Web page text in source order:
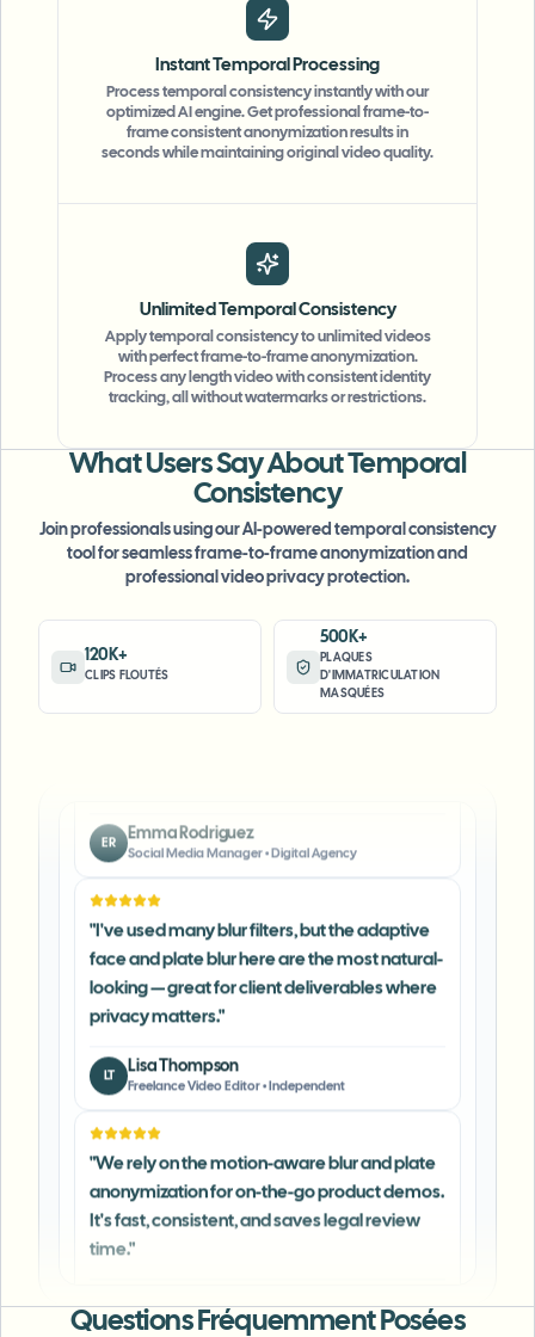
Instant Temporal Processing
Process temporal consistency instantly with our
optimized AI engine. Get professional frame-to-
frame consistent anonymization results in
seconds while maintaining original video quality.
Unlimited Temporal Consistency
Apply temporal consistency to unlimited videos
with perfect frame-to-frame anonymization.
Process any length video with consistent identity
tracking, all without watermarks or restrictions.
What Users Say About Temporal
Consistency
Join professionals using our AI-powered temporal consistency
tool for seamless frame-to-frame anonymization and
professional video privacy protection.
120K+
CLIPS FLOUTÉS
500K+
PLAQUES
D'IMMATRICULATION
MASQUÉES
The blur tools are a lifesaver — I can softly
automatically anonymize license plates in
SJ
Sarah Johnson
"Perfect for short-form content — selective
blur and automatic license-plate hiding
keeps posts compliant and on-brand without
"I've used many blur filters, but the adaptive
face and plate blur here are the most natural-
looking — great for client deliverables where
privacy matters."
LT
Lisa Thompson
Freelance Video Editor
"We rely on the motion-aware blur and plate
anonymization for on-the-go product demos.
It's fast, consistent, and saves legal review
time."
MC
Michael Chen
Questions Fréquemment Posées